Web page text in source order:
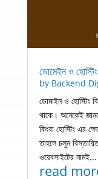
ডোমেইন ও
by Backend
ডোমাইন ও হোস্টিং
থাকে। অনেকেই
কিংবা হোস্টিং এর
তাহলে চলুন
ওয়েবসাইটের নামই...
read